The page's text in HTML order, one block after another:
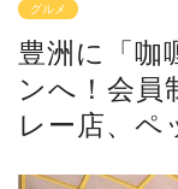
グルメ
豊洲に「咖
ンへ！会員
レー店、ペ